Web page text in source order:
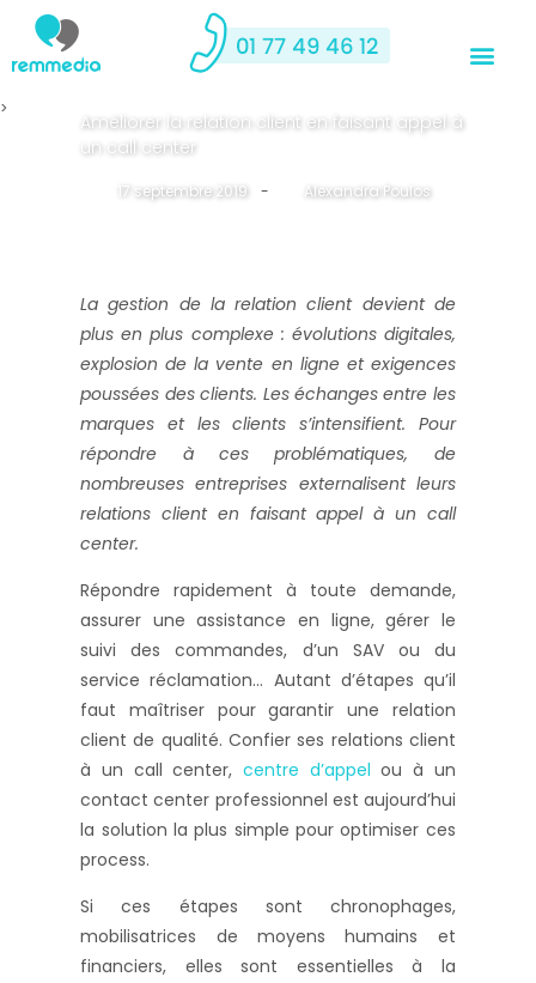
>
Améliorer la relation client en faisant appel à
un call center
17 septembre 2019 - Alexandra Poulos
La gestion de la relation client devient de
plus en plus complexe : évolutions digitales,
explosion de la vente en ligne et exigences
poussées des clients. Les échanges entre les
marques et les clients s’intensifient. Pour
répondre à ces problématiques, de
nombreuses entreprises externalisent leurs
relations client en faisant appel à un call
center.
Répondre rapidement à toute demande,
assurer une assistance en ligne, gérer le
suivi des commandes, d’un SAV ou du
service réclamation… Autant d’étapes qu’il
faut maîtriser pour garantir une relation
client de qualité. Confier ses relations client
à un call center, centre d’appel ou à un
contact center professionnel est aujourd’hui
la solution la plus simple pour optimiser ces
process.
Si ces étapes sont chronophages,
mobilisatrices de moyens humains et
financiers, elles sont essentielles à la